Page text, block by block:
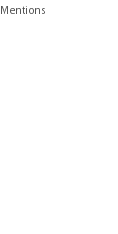
Mentions